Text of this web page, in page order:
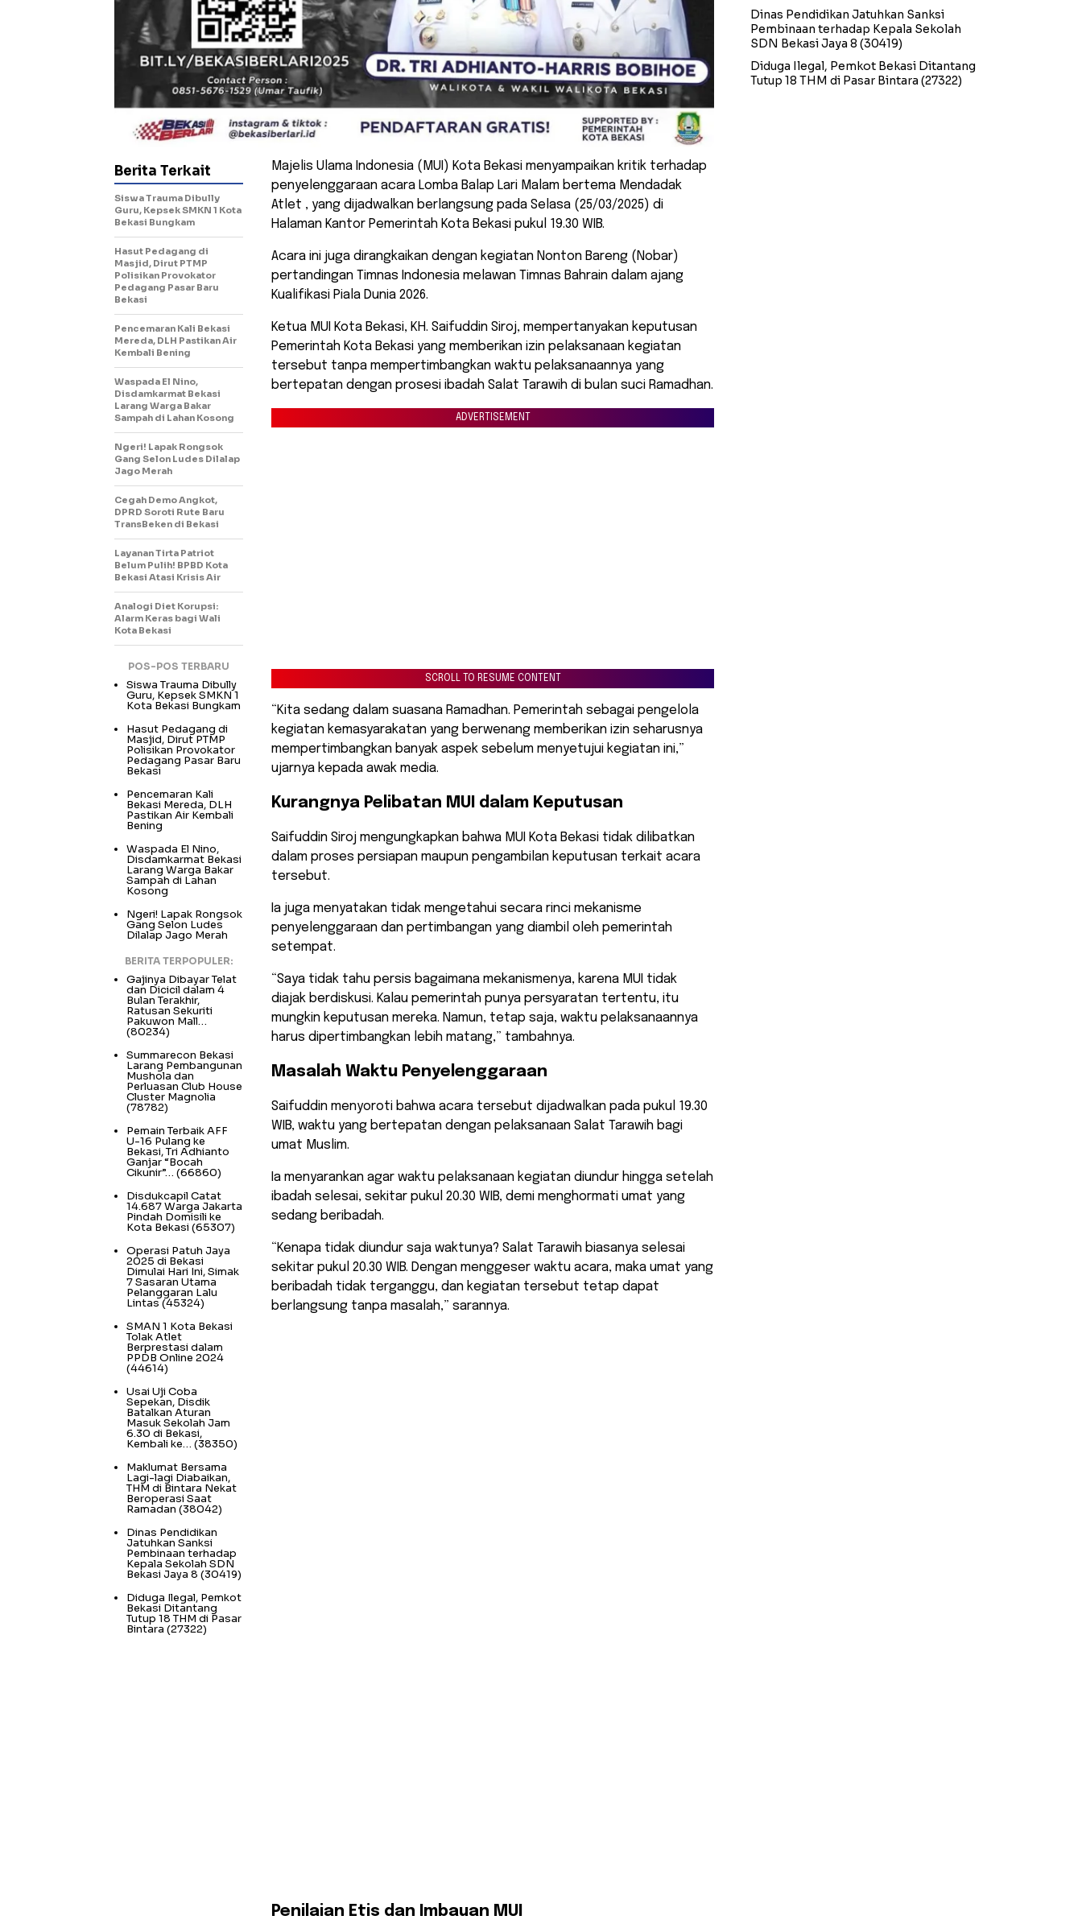
Majelis Ulama Indonesia (MUI) Kota Bekasi menyampaikan kritik terhadap
penyelenggaraan acara Lomba Balap Lari Malam bertema Mendadak
Atlet , yang dijadwalkan berlangsung pada Selasa (25/03/2025) di
Halaman Kantor Pemerintah Kota Bekasi pukul 19.30 WIB.
Acara ini juga dirangkaikan dengan kegiatan Nonton Bareng (Nobar)
pertandingan Timnas Indonesia melawan Timnas Bahrain dalam ajang
Kualifikasi Piala Dunia 2026.
Ketua MUI Kota Bekasi, KH. Saifuddin Siroj, mempertanyakan keputusan
Pemerintah Kota Bekasi yang memberikan izin pelaksanaan kegiatan
tersebut tanpa mempertimbangkan waktu pelaksanaannya yang
bertepatan dengan prosesi ibadah Salat Tarawih di bulan suci Ramadhan.
ADVERTISEMENT
SCROLL TO RESUME CONTENT
“Kita sedang dalam suasana Ramadhan. Pemerintah sebagai pengelola
kegiatan kemasyarakatan yang berwenang memberikan izin seharusnya
mempertimbangkan banyak aspek sebelum menyetujui kegiatan ini,”
ujarnya kepada awak media.
Kurangnya Pelibatan MUI dalam Keputusan
Saifuddin Siroj mengungkapkan bahwa MUI Kota Bekasi tidak dilibatkan
dalam proses persiapan maupun pengambilan keputusan terkait acara
tersebut.
Ia juga menyatakan tidak mengetahui secara rinci mekanisme
penyelenggaraan dan pertimbangan yang diambil oleh pemerintah
setempat.
“Saya tidak tahu persis bagaimana mekanismenya, karena MUI tidak
diajak berdiskusi. Kalau pemerintah punya persyaratan tertentu, itu
mungkin keputusan mereka. Namun, tetap saja, waktu pelaksanaannya
harus dipertimbangkan lebih matang,” tambahnya.
Masalah Waktu Penyelenggaraan
Saifuddin menyoroti bahwa acara tersebut dijadwalkan pada pukul 19.30
WIB, waktu yang bertepatan dengan pelaksanaan Salat Tarawih bagi
umat Muslim.
Ia menyarankan agar waktu pelaksanaan kegiatan diundur hingga setelah
ibadah selesai, sekitar pukul 20.30 WIB, demi menghormati umat yang
sedang beribadah.
“Kenapa tidak diundur saja waktunya? Salat Tarawih biasanya selesai
sekitar pukul 20.30 WIB. Dengan menggeser waktu acara, maka umat yang
beribadah tidak terganggu, dan kegiatan tersebut tetap dapat
berlangsung tanpa masalah,” sarannya.
Penilaian Etis dan Imbauan MUI
Berita Terkait
Siswa Trauma Dibully
Guru, Kepsek SMKN 1 Kota
Bekasi Bungkam
Hasut Pedagang di
Masjid, Dirut PTMP
Polisikan Provokator
Pedagang Pasar Baru
Bekasi
Pencemaran Kali Bekasi
Mereda, DLH Pastikan Air
Kembali Bening
Waspada El Nino,
Disdamkarmat Bekasi
Larang Warga Bakar
Sampah di Lahan Kosong
Ngeri! Lapak Rongsok
Gang Selon Ludes Dilalap
Jago Merah
Cegah Demo Angkot,
DPRD Soroti Rute Baru
TransBeken di Bekasi
Layanan Tirta Patriot
Belum Pulih! BPBD Kota
Bekasi Atasi Krisis Air
Analogi Diet Korupsi:
Alarm Keras bagi Wali
Kota Bekasi
POS-POS TERBARU
Siswa Trauma Dibully
Guru, Kepsek SMKN 1
Kota Bekasi Bungkam
Hasut Pedagang di
Masjid, Dirut PTMP
Polisikan Provokator
Pedagang Pasar Baru
Bekasi
Pencemaran Kali
Bekasi Mereda, DLH
Pastikan Air Kembali
Bening
Waspada El Nino,
Disdamkarmat Bekasi
Larang Warga Bakar
Sampah di Lahan
Kosong
Ngeri! Lapak Rongsok
Gang Selon Ludes
Dilalap Jago Merah
BERITA TERPOPULER:
Gajinya Dibayar Telat
dan Dicicil dalam 4
Bulan Terakhir,
Ratusan Sekuriti
Pakuwon Mall…
(80234)
Summarecon Bekasi
Larang Pembangunan
Mushola dan
Perluasan Club House
Cluster Magnolia
(78782)
Pemain Terbaik AFF
U-16 Pulang ke
Bekasi, Tri Adhianto
Ganjar “Bocah
Cikunir”… (66860)
Disdukcapil Catat
14.687 Warga Jakarta
Pindah Domisili ke
Kota Bekasi (65307)
Operasi Patuh Jaya
2025 di Bekasi
Dimulai Hari Ini, Simak
7 Sasaran Utama
Pelanggaran Lalu
Lintas(45324)
SMAN 1 Kota Bekasi
Tolak Atlet
Berprestasi dalam
PPDB Online 2024
(44614)
Usai Uji Coba
Sepekan, Disdik
Batalkan Aturan
Masuk Sekolah Jam
6.30 di Bekasi,
Kembali ke… (38350)
Maklumat Bersama
Lagi-lagi Diabaikan,
THM di Bintara Nekat
Beroperasi Saat
Ramadan (38042)
Dinas Pendidikan
Jatuhkan Sanksi
Pembinaan terhadap
Kepala Sekolah SDN
Bekasi Jaya 8 (30419)
Diduga Ilegal, Pemkot
Bekasi Ditantang
Tutup 18 THM di Pasar
Bintara (27322)
Dinas Pendidikan Jatuhkan Sanksi
Pembinaan terhadap Kepala Sekolah
SDN Bekasi Jaya 8 (30419)
Diduga Ilegal, Pemkot Bekasi Ditantang
Tutup 18 THM di Pasar Bintara (27322)